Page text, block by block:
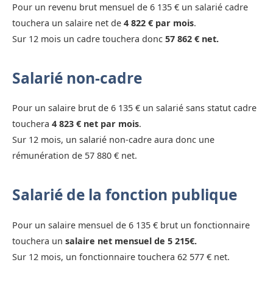
Pour un revenu brut mensuel de 6 135 € un salarié cadre
touchera un salaire net de 4 822 € par mois.
Sur 12 mois un cadre touchera donc 57 862 € net.
Salarié non-cadre
Pour un salaire brut de 6 135 € un salarié sans statut cadre
touchera 4 823 € net par mois.
Sur 12 mois, un salarié non-cadre aura donc une
rémunération de 57 880 € net.
Salarié de la fonction publique
Pour un salaire mensuel de 6 135 € brut un fonctionnaire
touchera un salaire net mensuel de 5 215€.
Sur 12 mois, un fonctionnaire touchera 62 577 € net.